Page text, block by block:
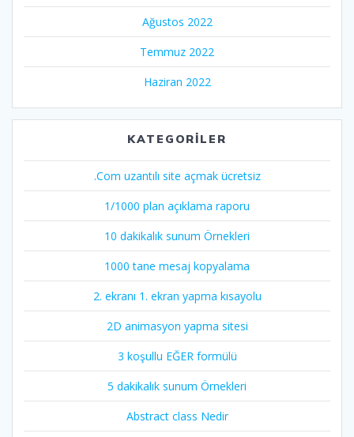
Ağustos 2022
Temmuz 2022
Haziran 2022
KATEGORILER
.Com uzantılı site açmak ücretsiz
1/1000 plan açıklama raporu
10 dakikalık sunum Örnekleri
1000 tane mesaj kopyalama
2. ekranı 1. ekran yapma kısayolu
2D animasyon yapma sitesi
3 koşullu EĞER formülü
5 dakikalık sunum Örnekleri
Abstract class Nedir